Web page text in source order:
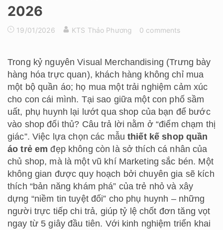
2026
19/01/2026 KTS Thảo Phương 0 comments
Trong kỷ nguyên Visual Merchandising (Trưng bày
hàng hóa trực quan), khách hàng không chỉ mua
một bộ quần áo; họ mua một trải nghiệm cảm xúc
cho con cái mình. Tại sao giữa một con phố sầm
uất, phụ huynh lại lướt qua shop của bạn để bước
vào shop đối thủ? Câu trả lời nằm ở “điểm chạm thị
giác”. Việc lựa chọn các mẫuthiết kế shop quần
áo trẻ em đẹp không còn là sở thích cá nhân của
chủ shop, mà là một vũ khí Marketing sắc bén. Một
không gian được quy hoạch bởi chuyên gia sẽ kích
thích “bản năng khám phá” của trẻ nhỏ và xây
dựng “niềm tin tuyệt đối” cho phụ huynh – những
người trực tiếp chi trả, giúp tỷ lệ chốt đơn tăng vọt
ngay từ 5 giây đầu tiên. Với kinh nghiệm triển khai